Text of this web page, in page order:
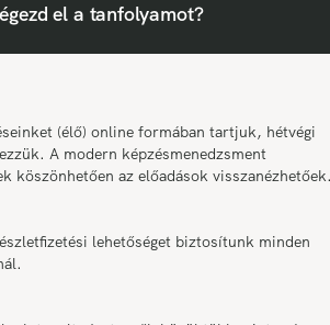
el a tanfolyamot?
(élő) online formában tartjuk, hétvégi
A modern képzésmenedzsment
köszönhetően az előadások
lehetőséget biztosítunk minden